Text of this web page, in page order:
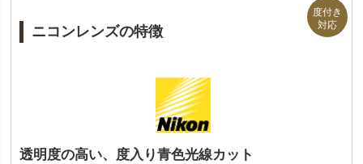
ニコンレンズの特徴
透明度の高い、度入り青色光線カット